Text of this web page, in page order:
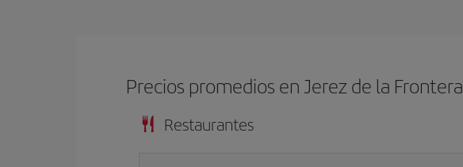
Precios promedios en Jerez de la Frontera
Restaurantes